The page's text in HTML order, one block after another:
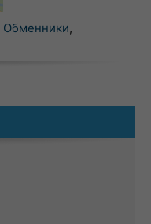
Обменники,